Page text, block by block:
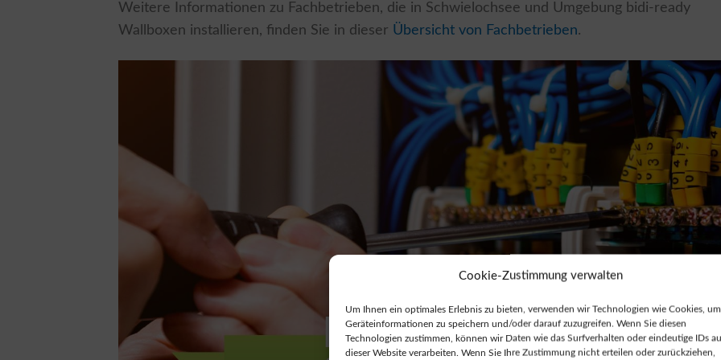
Cookie-Zustimmung verwalten
Um Ihnen ein optimales Erlebnis zu bieten, verwenden wir Technologien wie Cookies, um
Geräteinformationen zu speichern und/oder darauf zuzugreifen. Wenn Sie diesen
Technologien zustimmen, können wir Daten wie das Surfverhalten oder eindeutige IDs
dieser Website verarbeiten. Wenn Sie Ihre Zustimmung nicht erteilen oder zurückziehen,
Weitere Informationen zu Fachbetrieben, die in Schwielochsee und Umgebung bidi-ready
Wallboxen installieren, finden Sie in dieser Übersicht von Fachbetrieben.